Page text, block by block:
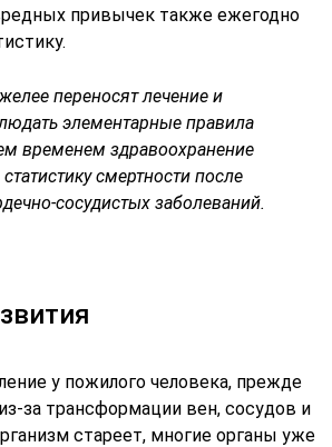
привычек также ежегодно
переносят лечение и
элементарные правила
временем здравоохранение
смертности после
сосудистых заболеваний.
у пожилого человека, прежде
за трансформации вен, сосудов и
стареет, многие органы уже